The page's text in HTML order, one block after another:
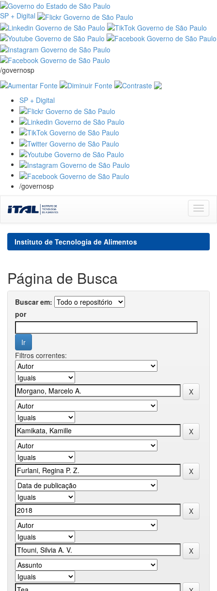
SP + Digital
/governosp
SP + Digital
/governosp
navigation
Instituto de Tecnologia de Alimentos
Página de Busca
Buscar em:
por
Filtros correntes: